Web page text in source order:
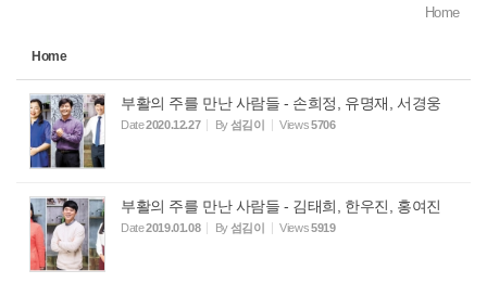
Home
Home
부활의 주를 만난 사람들 - 손희정, 유명재, 서경웅
Date2020.12.27 By섬김이 Views5706
부활의 주를 만난 사람들 - 김태희, 한우진, 홍여진
Date2019.01.08 By섬김이 Views5919